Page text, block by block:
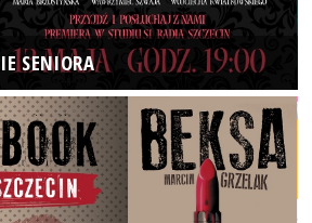
SENIORA